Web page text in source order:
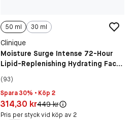
50 ml 30 ml
Clinique
Moisture Surge Intense 72-Hour
Lipid-Replenishing Hydrating Face
(93)
Spara 30% • Köp 2
Pris: 314,30 kr
314,30 krOriginal pris:
449 kr
Pris per styck vid köp av 2